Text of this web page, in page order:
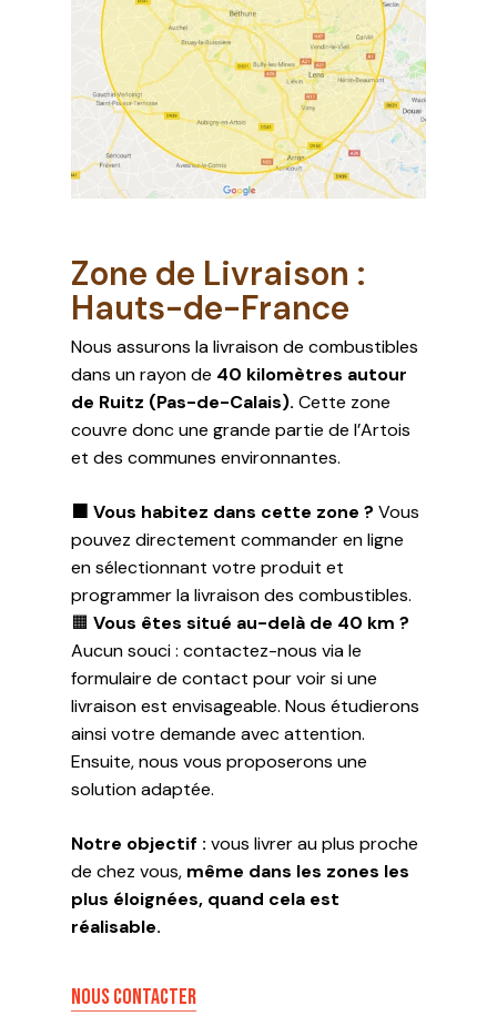
Zone de Livraison :
Hauts-de-France
Nous assurons la livraison de combustibles
dans un rayon de 40 kilomètres autour
de Ruitz (Pas-de-Calais). Cette zone
couvre donc une grande partie de l’Artois
et des communes environnantes.
🟧 Vous habitez dans cette zone ? Vous
pouvez directement commander en ligne
en sélectionnant votre produit et
programmer la livraison des combustibles.
🟧 Vous êtes situé au-delà de 40 km ?
Aucun souci : contactez-nous via le
formulaire de contact pour voir si une
livraison est envisageable. Nous étudierons
ainsi votre demande avec attention.
Ensuite, nous vous proposerons une
solution adaptée.
Notre objectif : vous livrer au plus proche
de chez vous, même dans les zones les
plus éloignées, quand cela est
réalisable.
NOUS CONTACTER